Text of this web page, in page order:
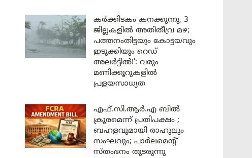
കർക്കിടകം കനക്കുന്നു, 3
ജില്ലകളിൽ അതിതീവ്ര മഴ;
പത്തനംതിട്ടയും കോട്ടയവും
ഇടുക്കിയും റെഡ്
അലർട്ടിൽ!’: വരും
മണിക്കൂറുകളിൽ
പ്രളയസാധ്യത
എഫ്.സി.ആർ.എ ബിൽ
ക്രൂരമെന്ന് പ്രതിപക്ഷം ;
ബഹളവുമായി രാഹുലും
സംഘവും; പാർലമെന്റ്
സ്തംഭനം തുടരുന്നു